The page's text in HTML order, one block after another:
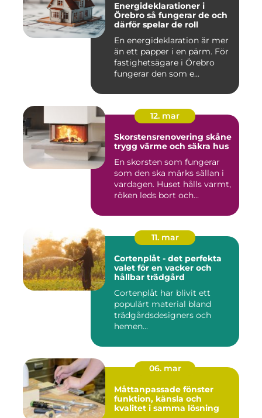
Energideklarationer i
Örebro så fungerar de och
därför spelar de roll
En energideklaration är mer
än ett papper i en pärm. För
fastighetsägare i Örebro
fungerar den som e...
12. mar
Skorstensrenovering skåne
trygg värme och säkra hus
En skorsten som fungerar
som den ska märks sällan i
vardagen. Huset hålls varmt,
röken leds bort och...
11. mar
Cortenplåt - det perfekta
valet för en vacker och
hållbar trädgård
Cortenplåt har blivit ett
populärt material bland
trädgårdsdesigners och
hemen...
06. mar
Måttanpassade fönster
funktion, känsla och
kvalitet i samma lösning